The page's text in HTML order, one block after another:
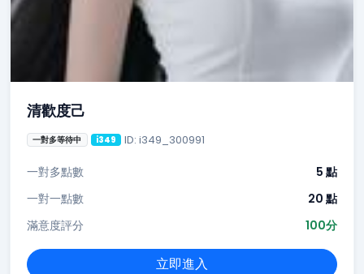
清歡度己
一對多等待中 i349 ID: i349_300991
一對多點數
5 點
一對一點數
20 點
滿意度評分
100分
立即進入